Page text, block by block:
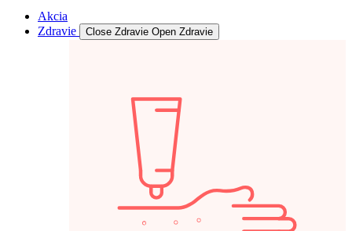
Akcia
Zdravie
Close Zdravie Open Zdravie